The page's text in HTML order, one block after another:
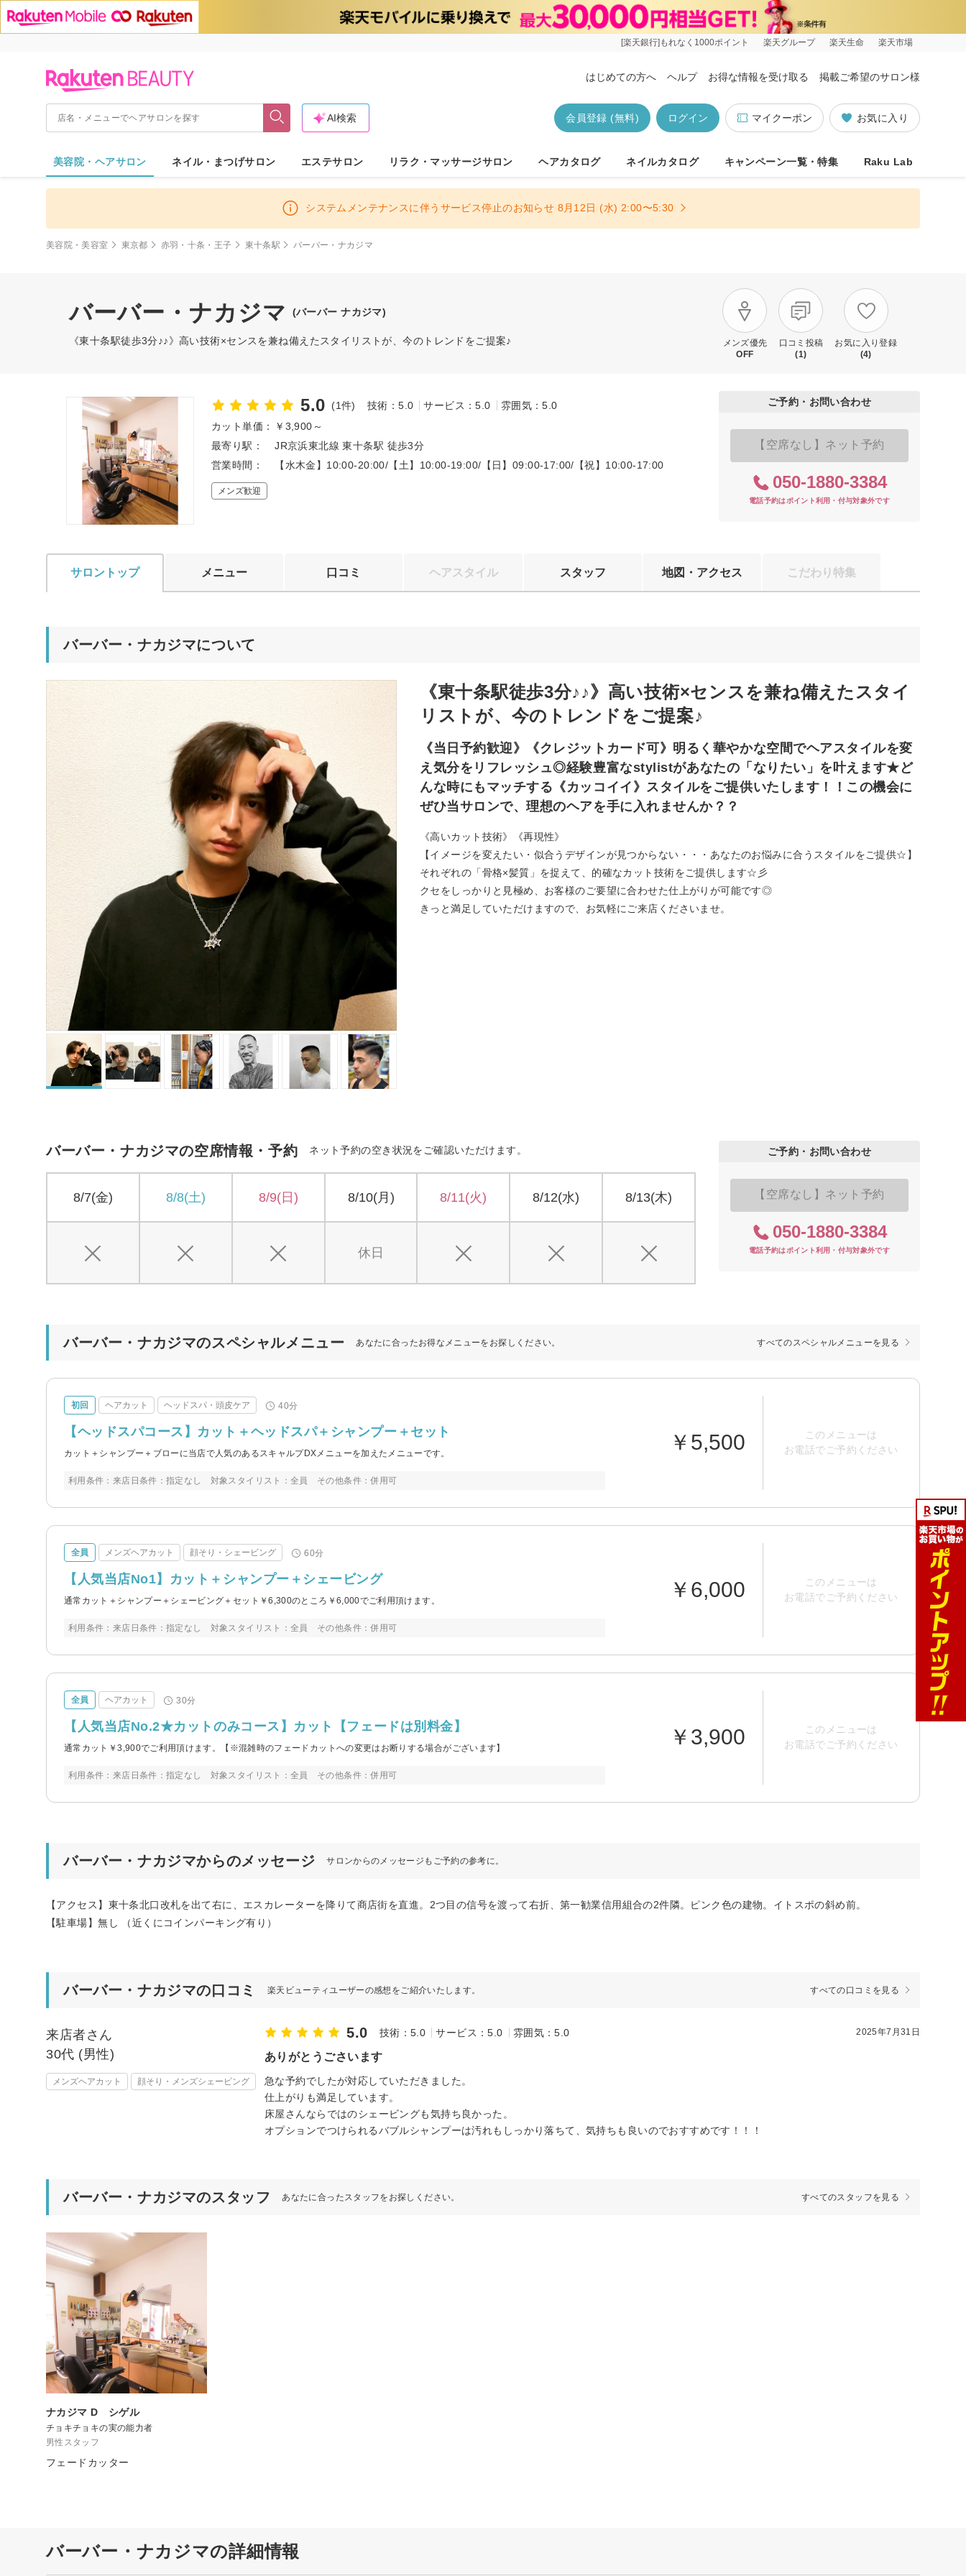
[楽天銀行]もれなく1000ポイント 楽天グループ 楽天生命 楽天市場
はじめての方へ ヘルプ お得な情報を受け取る 掲載ご希望のサロン様
お気に入り
マイクーポン
ログイン
会員登録 (無料)
AI検索
美容院・ヘアサロン ネイル・まつげサロン エステサロン リラク・マッサージサロン ヘアカタログ ネイルカタログ キャンペーン一覧・特集 Raku Lab
システムメンテナンスに伴うサービス停止のお知らせ 8月12日 (水) 2:00〜5:30
美容院・美容室 東京都 赤羽・十条・王子 東十条駅 バーバー・ナカジマ
バーバー・ナカジマ (バーバー ナカジマ)
《東十条駅徒歩3分♪♪》高い技術×センスを兼ね備えたスタイリストが、今のトレンドをご提案♪
メンズ優先
OFF
口コミ投稿
(1)
お気に入り登録
(4)
5.0 (1件) 技術：5.0 サービス：5.0
雰囲気：5.0
カット単価：
￥3,900～
最寄り駅：
JR京浜東北線 東十条駅 徒歩3分
営業時間：
【水木金】10:00-20:00/【土】10:00-19:00/【日】09:00-17:00/【祝】10:00-17:00
メンズ歓迎
ご予約・お問い合わせ
【空席なし】ネット予約
050-1880-3384
電話予約はポイント利用・付与対象外です
サロントップ メニュー 口コミ ヘアスタイル スタッフ 地図・アクセス こだわり特集
バーバー・ナカジマについて
《東十条駅徒歩3分♪♪》高い技術×センスを兼ね備えたスタイ
リストが、今のトレンドをご提案♪
《当日予約歓迎》《クレジットカード可》明るく華やかな空間でヘアスタイルを変
え気分をリフレッシュ◎経験豊富なstylistがあなたの「なりたい」を叶えます★ど
んな時にもマッチする《カッコイイ》スタイルをご提供いたします！！この機会に
ぜひ当サロンで、理想のヘアを手に入れませんか？？
《高いカット技術》《再現性》
【イメージを変えたい・似合うデザインが見つからない・・・あなたのお悩みに合うスタイルをご提供☆】
それぞれの「骨格×髪質」を捉えて、的確なカット技術をご提供します☆彡
クセをしっかりと見極め、お客様のご要望に合わせた仕上がりが可能です◎
きっと満足していただけますので、お気軽にご来店くださいませ。
バーバー・ナカジマの空席情報・予約 ネット予約の空き状況をご確認いただけます。
8/7(金) 8/8(土) 8/9(日) 8/10(月)
休日
8/11(火) 8/12(水) 8/13(木)
ご予約・お問い合わせ
【空席なし】ネット予約
050-1880-3384
電話予約はポイント利用・付与対象外です
バーバー・ナカジマのスペシャルメニュー あなたに合ったお得なメニューをお探しください。 すべてのスペシャルメニューを見る
初回 ヘアカット ヘッドスパ・頭皮ケア 40分
【ヘッドスパコース】カット＋ヘッドスパ＋シャンプー＋セット
カット＋シャンプー＋ブローに当店で人気のあるスキャルプDXメニューを加えたメニューです。
利用条件：来店日条件：指定なし 対象スタイリスト：全員 その他条件：併用可
￥5,500
このメニューは
お電話でご予約ください
全員 メンズヘアカット 顔そり・シェービング 60分
【人気当店No1】カット＋シャンプー＋シェービング
通常カット＋シャンプー＋シェービング＋セット￥6,300のところ￥6,000でご利用頂けます。
利用条件：来店日条件：指定なし 対象スタイリスト：全員 その他条件：併用可
￥6,000
このメニューは
お電話でご予約ください
全員 ヘアカット 30分
【人気当店No.2★カットのみコース】カット【フェードは別料金】
通常カット￥3,900でご利用頂けます。【※混雑時のフェードカットへの変更はお断りする場合がございます】
利用条件：来店日条件：指定なし 対象スタイリスト：全員 その他条件：併用可
￥3,900
このメニューは
お電話でご予約ください
バーバー・ナカジマからのメッセージ サロンからのメッセージもご予約の参考に。
【アクセス】東十条北口改札を出て右に、エスカレーターを降りて商店街を直進。2つ目の信号を渡って右折、第一勧業信用組合の2件隣。ピンク色の建物。イトスポの斜め前。
【駐車場】無し （近くにコインパーキング有り）
バーバー・ナカジマの口コミ 楽天ビューティユーザーの感想をご紹介いたします。 すべての口コミを見る
来店者さん
30代 (男性)
メンズヘアカット 顔そり・メンズシェービング
5.0 技術：5.0 サービス：5.0 雰囲気：5.0 2025年7月31日
ありがとうごさいます
急な予約でしたが対応していただきました。
仕上がりも満足しています。
床屋さんならではのシェービングも気持ち良かった。
オプションでつけられるバブルシャンプーは汚れもしっかり落ちて、気持ちも良いのでおすすめです！！！
バーバー・ナカジマのスタッフ あなたに合ったスタッフをお探しください。 すべてのスタッフを見る
ナカジマ D シゲル
チョキチョキの実の能力者
男性スタッフ
フェードカッター
バーバー・ナカジマの詳細情報